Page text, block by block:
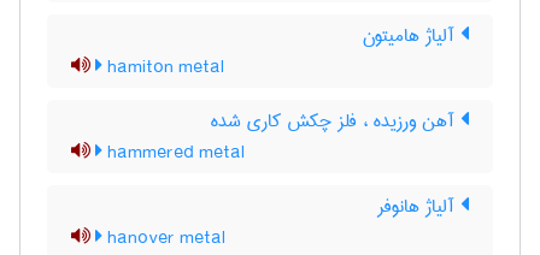
آلیاژ هامیتون
hamiton metal
آهن ورزیده ، فلز چکش کاری شده
hammered metal
آلیاژ هانوفر
hanover metal